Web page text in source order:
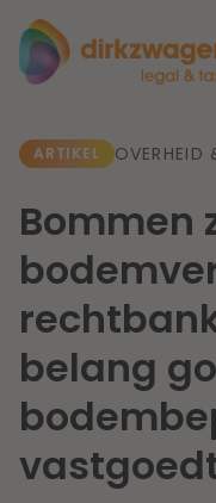
Expertises
Fiscaal
Arbeid & Pensioen
IT & Privacy
IE & Innovatie
Dichtbij een
Artikelen
Klantcases
Events
Specialisten
Over ons
Over Dirkzwager
Werken bij
ARTIKEL OVERHEID
Bommen
belang